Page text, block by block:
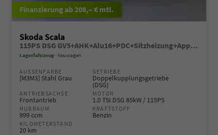
ab 208,– € mtl.
Skoda Scala
115PS DSG GV5+AHK+Alu16+PDC+Sitzheizung+App-Connect
Lagerfahrzeug Neuwagen
AUSSENFARBE
[M3M3] Stahl Grau
GETRIEBE
Doppelkupplungsgetriebe
(DSG)
ANTRIEBSACHSE
Frontantrieb
MOTOR
1.0 TSI DSG 85kW / 115PS
HUBRAUM
999 ccm
KRAFTSTOFF
Benzin
KILOMETERSTAND
20 km